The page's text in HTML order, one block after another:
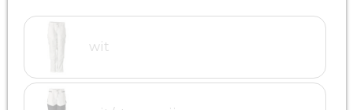
wit